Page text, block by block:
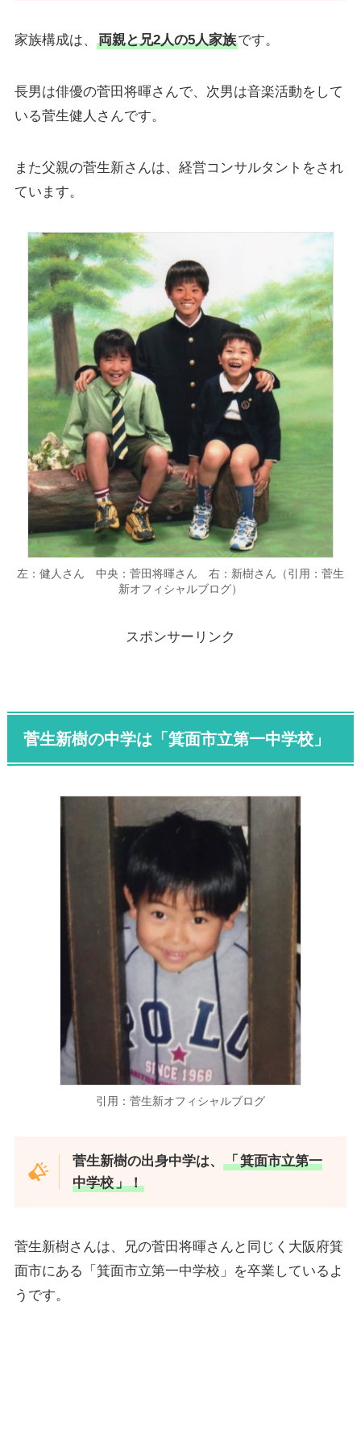
家族構成は、 両親と兄2人の5人家族です。
長男は俳優の菅田将暉さんで、次男は音楽活動をして
いる菅生健人さんです。
また父親の菅生新さんは、経営コンサルタントをされ
ています。
左：健人さん 中央：菅田将暉さん 右：新樹さん（引用：菅生
新オフィシャルブログ）
スポンサーリンク
菅生新樹の中学は「箕面市立第一中学校」
引用：菅生新オフィシャルブログ
菅生新樹の出身中学は、「箕面市立第一
中学校」！
菅生新樹さんは、兄の菅田将暉さんと同じく大阪府箕
面市にある「箕面市立第一中学校」を卒業しているよ
うです。